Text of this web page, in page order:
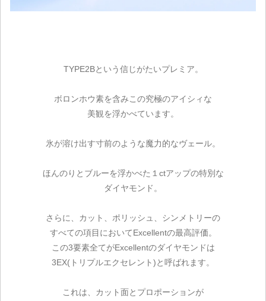
TYPE2Bという信じがたいプレミア。
ボロンホウ素を含みこの究極のアイシィな
美観を浮かべています。
氷が溶け出す寸前のような魔力的なヴェール。
ほんのりとブルーを浮かべた１ctアップの特別な
ダイヤモンド。
さらに、カット、ポリッシュ、シンメトリーの
すべての項目においてExcellentの最高評価。
この3要素全てがExcellentのダイヤモンドは
3EX(トリプルエクセレント)と呼ばれます。
これは、カット面とプロポーションが